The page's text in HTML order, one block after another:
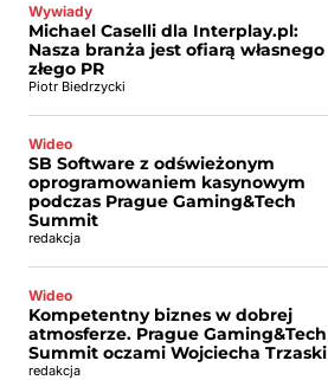
Wywiady
Michael Caselli dla Interplay.pl:
Nasza branża jest ofiarą własnego
złego PR
Piotr Biedrzycki
Wideo
SB Software z odświeżonym
oprogramowaniem kasynowym
podczas Prague Gaming&Tech
Summit
redakcja
Wideo
Kompetentny biznes w dobrej
atmosferze. Prague Gaming&Tech
Summit oczami Wojciecha Trzaski
redakcja